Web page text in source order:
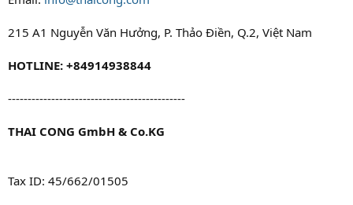
215 A1 Nguyễn Văn Hưởng, P. Thảo Điền, Q.2, Việt Nam
HOTLINE: +84914938844
---------------------------------------------
THAI CONG GmbH & Co.KG
Tax ID: 45/662/01505